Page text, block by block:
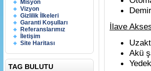
Misyon
Vizyon
Gizlilik İlkeleri
Garanti Koşulları
Referanslarımız
İletişim
Site Haritası
TAG BULUTU
İlave
Akü